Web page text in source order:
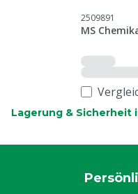
2509891
MS
Lagerung & Sicherheit